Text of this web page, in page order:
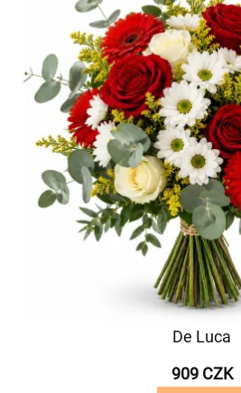
De Luca
909 CZK